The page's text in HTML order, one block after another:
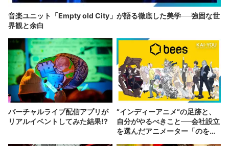
音楽ユニット「Empty old City」が語る徹底した美学──強固な世
界観と余白
バーチャルライブ配信アプリが
リアルイベントしてみた結果!?
“インディーアニメ“の足跡と、
自分がやるべきこと──会社設立
を選んだアニメーター「のを